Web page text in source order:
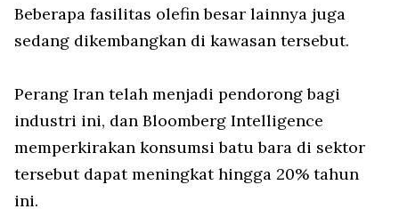
Beberapa fasilitas olefin besar lainnya juga
sedang dikembangkan di kawasan tersebut.
Perang Iran telah menjadi pendorong bagi
industri ini, dan Bloomberg Intelligence
memperkirakan konsumsi batu bara di sektor
tersebut dapat meningkat hingga 20% tahun
ini.